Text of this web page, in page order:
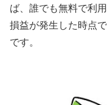
ば、誰でも無料で利
損益が発生した時点
です。